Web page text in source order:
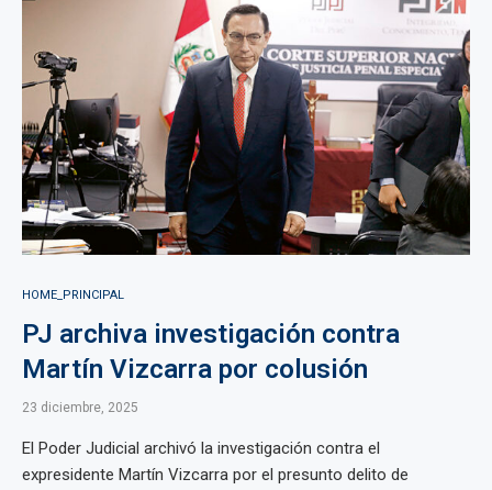
HOME_PRINCIPAL
PJ archiva investigación contra
Martín Vizcarra por colusión
23 diciembre, 2025
El Poder Judicial archivó la investigación contra el
expresidente Martín Vizcarra por el presunto delito de